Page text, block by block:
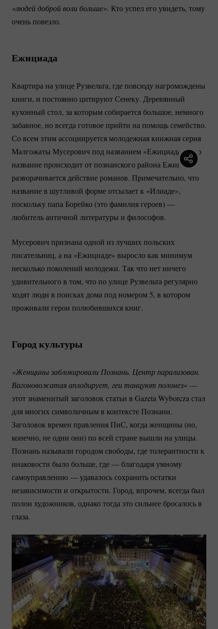
«людей доброй воли больше». Кто успел его увидеть, тому
очень повезло.
Ежициада
Квартира на улице Рузвельта, где повсюду нагромождены
книги, и постоянно цитируют Сенеку. Деревянный
кухонный стол, за которым собирается большое, немного
забавное, но всегда готовое прийти на помощь семейство.
Со всем этим ассоциируется молодежная книжная серия
Малгожаты Мусерович под названием «Ежициада». Это
название происходит от познанского района Ежице, где
разворачивается действие романов. Примечательно, что
название в шутливой форме отсылает к «Илиаде»,
поскольку папа Борейко (это фамилия героев) —
любитель античной литературы и философов.
Мусерович признана одной из лучших польских
писательниц, а на «Ежициаде» выросло как минимум
несколько поколений молодежи. Так что нет ничего
удивительного в том, что по улице Рузвельта регулярно
ходят люди в поисках дома под номером 5, в котором
проживали герои полюбившихся книг.
Город культуры
«Женщины заблокировали Познань. Центр парализован.
Вагоновожатая аплодирует, геи танцуют полонез» —
этот знаменитый заголовок статьи в Gazeta Wyborcza стал
для многих символичным в контексте Познани.
Заголовок времен правления ПиС, когда женщины (но,
конечно, не одни они) по всей стране вышли на улицы.
Познань называли городом свободы, где толерантности к
инаковости было больше, где — благодаря умному
самоуправлению — удавалось сохранить остатки
независимости и открытости. Город, впрочем, всегда был
полон художников, однако тогда это сильнее бросалось в
глаза.